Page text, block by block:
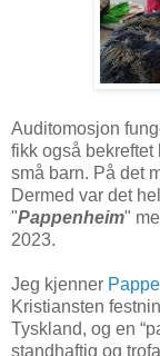
Auditomosjon
fikk også
små barn. På det
Dermed var det
"Pappenheim"
2023.
Jeg kjenner
Kristiansten
Tyskland, og en
standhaftig og